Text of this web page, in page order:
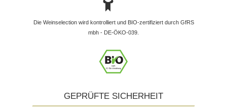
Die Weinselection wird kontrolliert und BIO-zertifiziert durch GfRS
mbh - DE-ÖKO-039.
GEPRÜFTE SICHERHEIT